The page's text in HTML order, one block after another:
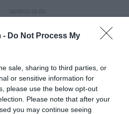
- Do Not Process My
sale, sharing to third parties, or
or sensitive information for
please use the below opt-out
Please note that after your
you may continue seeing
admite el gaymonio...
otros miembros de la Unión
08/08/26 06:00
responsables: no siempre el
la culpa